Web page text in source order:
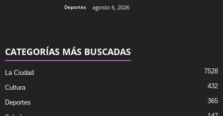
Deportes agosto 6, 2026
CATEGORÍAS MÁS BUSCADAS
La Ciudad 7528
Cultura 432
Deportes 365